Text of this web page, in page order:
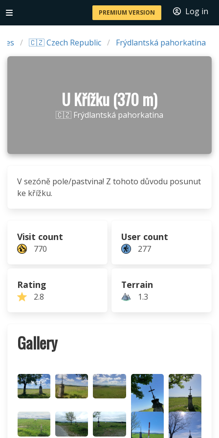
PREMIUM VERSION Log in
🇨🇿 Czech Republic Frýdlantská pahorkatina
U Křížku (370 m)
🇨🇿 Frýdlantská pahorkatina
V sezóně pole/pastvina! Z tohoto důvodu posunut
ke křížku.
Visit count
770
User count
277
Rating
2.8
Terrain
1.3
Gallery